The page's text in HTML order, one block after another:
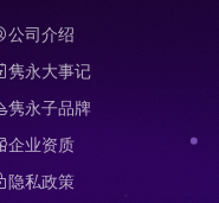
公司介绍
隽永大事记
隽永子品牌
企业资质
隐私政策